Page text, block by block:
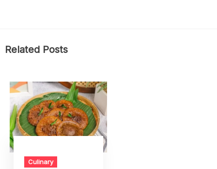
Related Posts
Culinary